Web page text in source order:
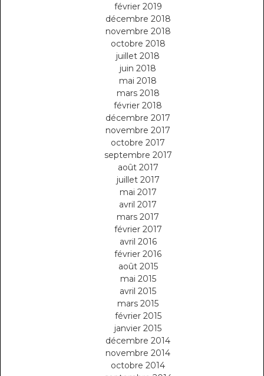
février 2019
décembre 2018
novembre 2018
octobre 2018
juillet 2018
juin 2018
mai 2018
mars 2018
février 2018
décembre 2017
novembre 2017
octobre 2017
septembre 2017
août 2017
juillet 2017
mai 2017
avril 2017
mars 2017
février 2017
avril 2016
février 2016
août 2015
mai 2015
avril 2015
mars 2015
février 2015
janvier 2015
décembre 2014
novembre 2014
octobre 2014